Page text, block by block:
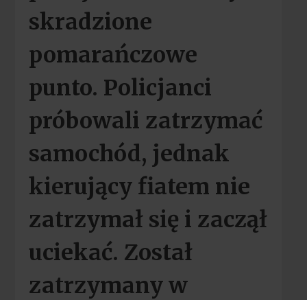
skradzione
pomarańczowe
punto. Policjanci
próbowali zatrzymać
samochód, jednak
kierujący fiatem nie
zatrzymał się i zaczął
uciekać. Został
zatrzymany w